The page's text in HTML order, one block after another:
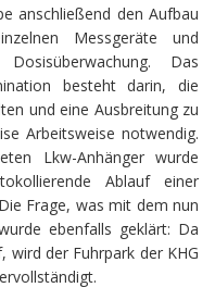
anschließend den Aufbau
Messgeräte und
Das
besteht darin, die
und eine Ausbreitung zu
Arbeitsweise notwendig.
Lkw-Anhänger wurde
Ablauf einer
Frage, was mit dem nun
ebenfalls geklärt: Da
wird der Fuhrpark der KHG